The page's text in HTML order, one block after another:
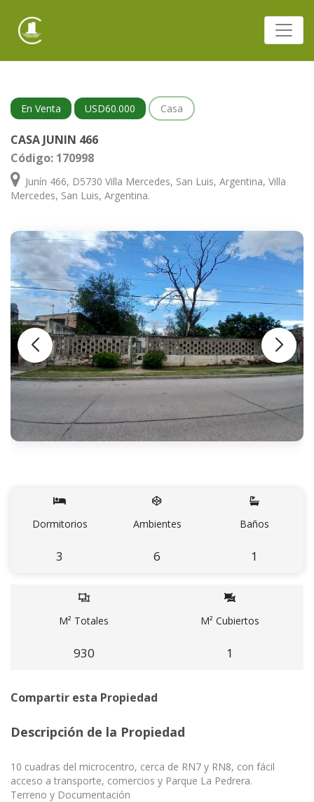
En Venta USD60.000 Casa
CASA JUNIN 466
Código: 170998
Junín 466, D5730 Villa Mercedes, San Luis, Argentina, Villa
Mercedes, San Luis, Argentina.
Dormitorios
3
Ambientes
6
Baños
1
M² Totales
930
M² Cubiertos
1
Compartir esta Propiedad
Descripción de la Propiedad
10 cuadras del microcentro, cerca de RN7 y RN8, con fácil
acceso a transporte, comercios y Parque La Pedrera.
Terreno y Documentación